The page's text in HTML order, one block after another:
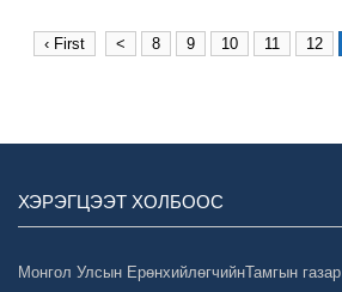
‹ First < 8 9 10 11 12
ХЭРЭГЦЭЭТ ХОЛБООС
Монгол Улсын ЕрөнхийлөгчийнТамгын газар